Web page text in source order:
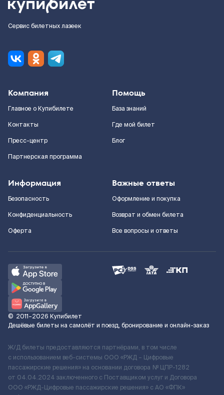
Сервис билетных лазеек
Компания
Главное о Купибилете
Контакты
Пресс-центр
Партнерская программа
Помощь
База знаний
Где мой билет
Блог
Информация
Безопасность
Конфиденциальность
Оферта
Важные ответы
Оформление и покупка
Возврат и обмен билета
Все вопросы и ответы
© 2011–2026 Купибилет
Дешёвые билеты на самолёт и поезд, бронирование и онлайн-заказ
Ж/Д билеты предоставляются партнёрами, в том числе
с использованием веб-системы ООО «РЖД – Цифровые
пассажирские решения» на основании договора № ЦПР-1282
от 04.04.2024 заключенного с Поставщиком услуг и Договора
ООО «РЖД-Цифровые пассажирские решения» c АО «ФПК»